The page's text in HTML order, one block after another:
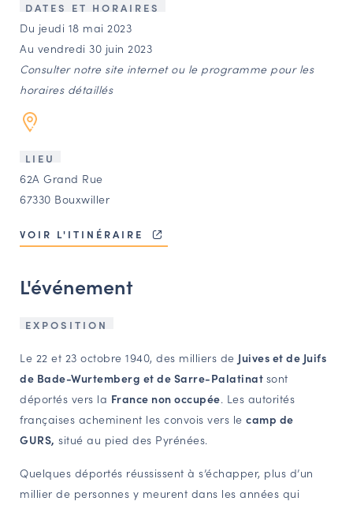
LES ACTIONS PHARES
CONTACT
Agenda
Annuaire
Ressources
BOURSE D’ÉCHANGE
CARTES DES NAUDIN
Espace acteurs
NAVIGATION FILTRÉE « ACTEURS »
PORTAIL CULTURE
Service Inventaire et Patrimoines de la Région Grand Est
DATES ET HORAIRES
Du jeudi 18 mai 2023
Au vendredi 30 juin 2023
Consulter notre site internet ou le programme pour les
horaires détaillés
LIEU
62A Grand Rue
67330 Bouxwiller
VOIR L'ITINÉRAIRE
L'événement
EXPOSITION
Le 22 et 23 octobre 1940, des milliers de Juives et de Juifs
de Bade-Wurtemberg et de Sarre-Palatinat sont
déportés vers la France non occupée. Les autorités
françaises acheminent les convois vers le camp de
GURS, situé au pied des Pyrénées.
Quelques déportés réussissent à s’échapper, plus d’un
millier de personnes y meurent dans les années qui